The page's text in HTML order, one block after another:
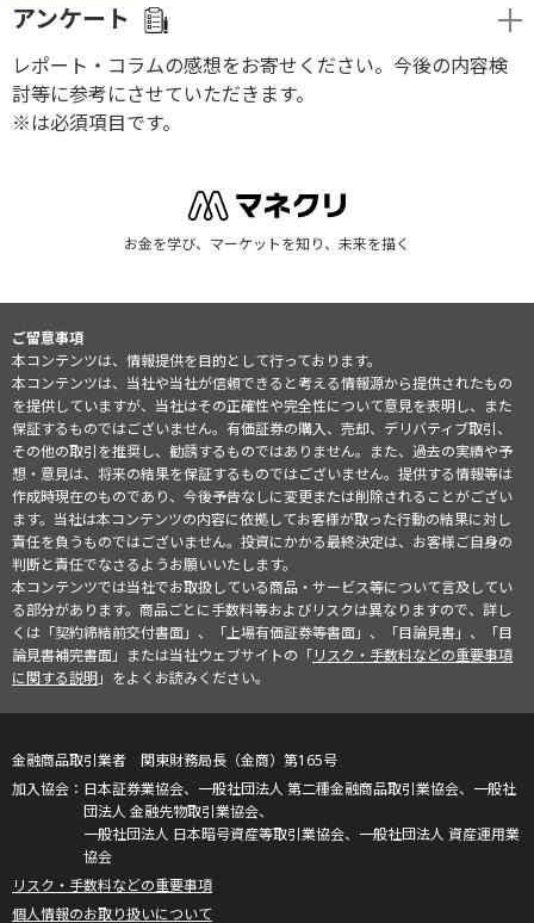
アンケート
レポート・コラムの感想をお寄せください。今後の内容検
討等に参考にさせていただきます。
※は必須項目です。
お金を学び、マーケットを知り、未来を描く
ご留意事項
本コンテンツは、情報提供を目的として行っております。
本コンテンツは、当社や当社が信頼できると考える情報源から提供されたもの
を提供していますが、当社はその正確性や完全性について意見を表明し、また
保証するものではございません。有価証券の購入、売却、デリバティブ取引、
その他の取引を推奨し、勧誘するものではありません。また、過去の実績や予
想・意見は、将来の結果を保証するものではございません。提供する情報等は
作成時現在のものであり、今後予告なしに変更または削除されることがござい
ます。当社は本コンテンツの内容に依拠してお客様が取った行動の結果に対し
責任を負うものではございません。投資にかかる最終決定は、お客様ご自身の
判断と責任でなさるようお願いいたします。
本コンテンツでは当社でお取扱している商品・サービス等について言及してい
る部分があります。商品ごとに手数料等およびリスクは異なりますので、詳し
くは「契約締結前交付書面」、「上場有価証券等書面」、「目論見書」、「目
論見書補完書面」または当社ウェブサイトの「リスク・手数料などの重要事項
に関する説明」をよくお読みください。
金融商品取引業者 関東財務局長（金商）第165号
日本証券業協会、一般社団法人 第二種金融商品取引業協会、一般社
団法人 金融先物取引業協会、
一般社団法人 日本暗号資産等取引業協会、一般社団法人 資産運用業
協会
リスク・手数料などの重要事項
個人情報のお取り扱いについて